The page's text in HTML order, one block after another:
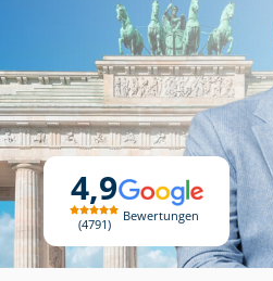
4,9
4791
Bewertungen